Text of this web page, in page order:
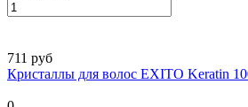
711 руб
Кристаллы для волос EXITO Keratin